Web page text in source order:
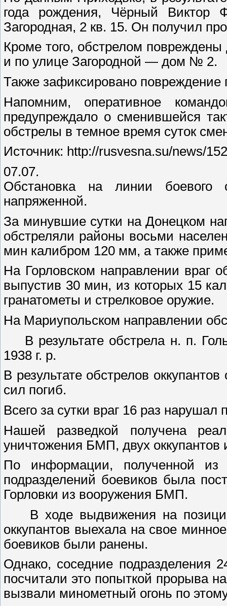
года рождения, Чёрный Виктор
Загородная, 2 кв. 15. Он получил
Кроме того, обстрелом
и по улице Загородной — дом № 2.
Также зафиксировано повреждение
Напомним, оперативное
предупреждало о сменившейся
обстрелы в темное время суток
Источник: http://rusvesna.su/news/
07.07.
Обстановка на линии боевого
напряженной.
За минувшие сутки на Донецком
обстреляли районы восьми
мин калибром 120 мм, а также
На Горловском направлении враг
выпустив 30 мин, из которых 15
гранатометы и стрелковое оружие.
На Мариупольском направлении
В результате обстрела н. п.
1938 г. р.
В результате обстрелов
сил погиб.
Всего за сутки враг 16 раз нарушал
Нашей разведкой получена
уничтожения БМП, двух оккупантов
По информации, полученной
подразделений боевиков была
Горловки из вооружения БМП.
В ходе выдвижения на
оккупантов выехала на свое
боевиков были ранены.
Однако, соседние подразделения
посчитали это попыткой прорыва
вызвали минометный огонь по